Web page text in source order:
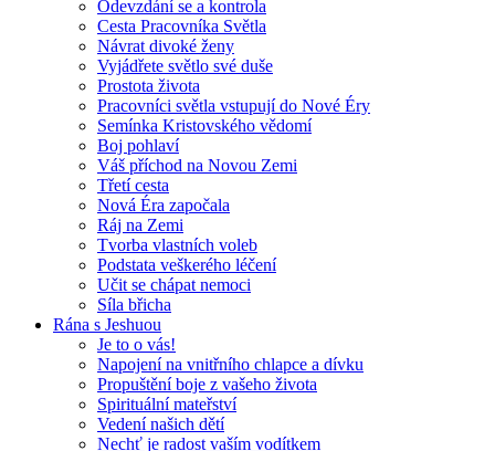
Odevzdání se a kontrola
Cesta Pracovníka Světla
Návrat divoké ženy
Vyjádřete světlo své duše
Prostota života
Pracovníci světla vstupují do Nové Éry
Semínka Kristovského vědomí
Boj pohlaví
Váš příchod na Novou Zemi
Třetí cesta
Nová Éra započala
Ráj na Zemi
Tvorba vlastních voleb
Podstata veškerého léčení
Učit se chápat nemoci
Síla břicha
Rána s Jeshuou
Je to o vás!
Napojení na vnitřního chlapce a dívku
Propuštění boje z vašeho života
Spirituální mateřství
Vedení našich dětí
Nechť je radost vaším vodítkem